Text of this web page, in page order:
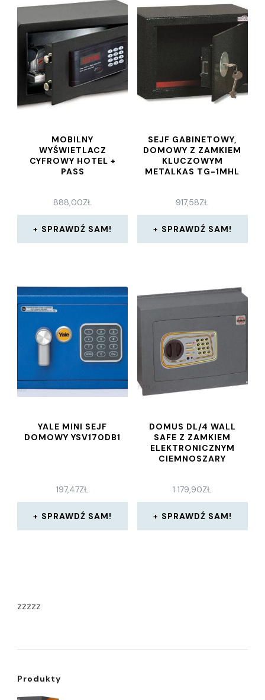
MOBILNY
WYŚWIETLACZ
CYFROWY HOTEL +
PASS
888,00ZŁ
SPRAWDŹ SAM!
SEJF GABINETOWY,
DOMOWY Z ZAMKIEM
KLUCZOWYM
METALKAS TG-1MHL
917,58ZŁ
SPRAWDŹ SAM!
YALE MINI SEJF
DOMOWY YSV170DB1
197,47ZŁ
SPRAWDŹ SAM!
DOMUS DL/4 WALL
SAFE Z ZAMKIEM
ELEKTRONICZNYM
CIEMNOSZARY
1 179,90ZŁ
SPRAWDŹ SAM!
zzzzz
Produkty